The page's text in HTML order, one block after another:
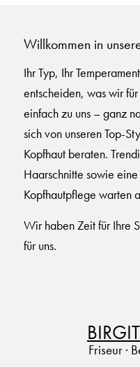
Willkommen in
Ihr Typ, Ihr
entscheiden, was wir
einfach zu uns – ganz
sich von unseren Top-
Kopfhaut beraten.
Haarschnitte sowie
Kopfhautpflege warten
Wir haben Zeit für Ihre
für uns.
Friseur ·